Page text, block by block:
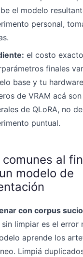
el modelo
personal,
el costo
finales
base y tu
de VRAM acá
de QLoRA, no
puntual.
comunes al
modelo de
con corpus
sin limpiar es el error
aprende los
Limpiá